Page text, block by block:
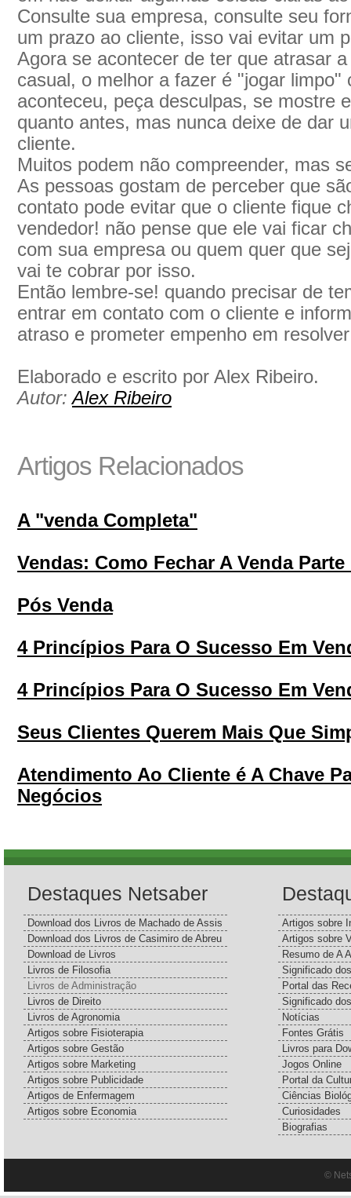
Consulte sua empresa, consulte seu
um prazo ao cliente, isso vai evitar um
Agora se acontecer de ter que atrasar
casual, o melhor a fazer é "jogar limpo"
aconteceu, peça desculpas, se mostre
quanto antes, mas nunca deixe de dar
cliente.
Muitos podem não compreender, mas
As pessoas gostam de perceber que
contato pode evitar que o cliente fique
vendedor! não pense que ele vai ficar
com sua empresa ou quem quer que
vai te cobrar por isso.
Então lembre-se! quando precisar de
entrar em contato com o cliente e
atraso e prometer empenho em
Elaborado e escrito por Alex Ribeiro.
Autor:Alex Ribeiro
Artigos Relacionados
A "venda Completa"
Vendas: Como Fechar A Venda Parte
Pós Venda
4 Princípios Para O Sucesso Em
4 Princípios Para O Sucesso Em
Seus Clientes Querem Mais Que
Atendimento Ao Cliente é A Chave
Negócios
Destaques Netsaber
Download dos Livros de Machado de Assis
Download dos Livros de Casimiro de Abreu
Download de Livros
Livros de Filosofia
Livros de Administração
Livros de Direito
Livros de Agronomia
Artigos sobre Fisioterapia
Artigos sobre Gestão
Artigos sobre Marketing
Artigos sobre Publicidade
Artigos de Enfermagem
Artigos sobre Economia
Artigos sobre
Artigos sobre
Resumo de A
Significado
Portal das
Significado
Notícias
Fontes Grátis
Livros para
Jogos Online
Portal da
Ciências
Curiosidades
Biografias
©